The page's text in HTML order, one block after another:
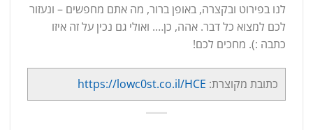
לנו בפירוט ובקצרה, באופן ברור, מה אתם מחפשים – ונעזור
לכם למצוא כל דבר. אהה, כן…. ואולי גם נכין על זה איזו
כתבה :). מחכים לכם!
כתובת מקוצרת: https://lowc0st.co.il/HCE